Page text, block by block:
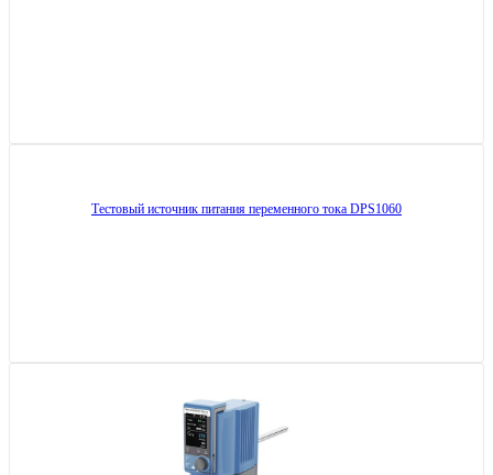
Тестовый источник питания переменного тока DPS1060